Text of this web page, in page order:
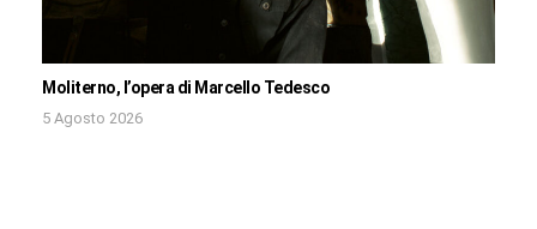
Moliterno, l’opera di Marcello Tedesco
5 Agosto 2026